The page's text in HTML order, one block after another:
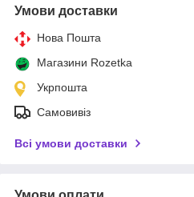
Умови доставки
Нова Пошта
Магазини Rozetka
Укрпошта
Самовивіз
Всі умови доставки